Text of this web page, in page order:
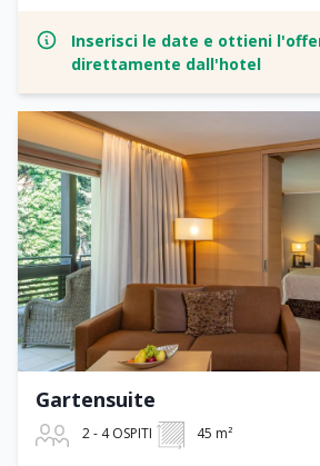
Inserisci le date e ottieni
direttamente dall'hotel
Gartensuite
2 - 4 OSPITI 45 m²